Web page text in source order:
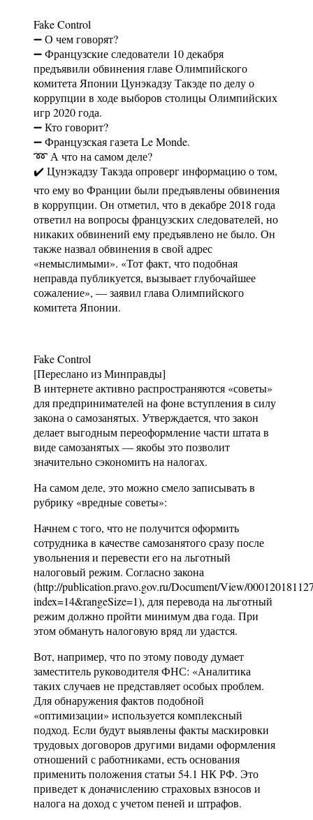
Fake Control
➖ О чем говорят?
➖ Французские следователи 10 декабря
предъявили обвинения главе Олимпийского
комитета Японии Цунэкадзу Такэде по делу о
коррупции в ходе выборов столицы Олимпийских
игр 2020 года.
➖ Кто говорит?
➖ Французская газета Le Monde.
➿ А что на самом деле?
✔️ Цунэкадзу Такэда опроверг информацию о том,
что ему во Франции были предъявлены обвинения
в коррупции. Он отметил, что в декабре 2018 года
ответил на вопросы французских следователей, но
никаких обвинений ему предъявлено не было. Он
также назвал обвинения в свой адрес
«немыслимыми». «Тот факт, что подобная
неправда публикуется, вызывает глубочайшее
сожаление», — заявил глава Олимпийского
комитета Японии.
Fake Control
[Переслано из Минправды]
В интернете активно распространяются «советы»
для предпринимателей на фоне вступления в силу
закона о самозанятых. Утверждается, что закон
делает выгодным переоформление части штата в
виде самозанятых — якобы это позволит
значительно сэкономить на налогах.
На самом деле, это можно смело записывать в
рубрику «вредные советы»:
Начнем с того, что не получится оформить
сотрудника в качестве самозанятого сразу после
увольнения и перевести его на льготный
налоговый режим. Согласно закона
(http://publication.pravo.gov.ru/Document/View/
index=14&rangeSize=1), для перевода на льготный
режим должно пройти минимум два года. При
этом обмануть налоговую вряд ли удастся.
Вот, например, что по этому поводу думает
заместитель руководителя ФНС: «Аналитика
таких случаев не представляет особых проблем.
Для обнаружения фактов подобной
«оптимизации» используется комплексный
подход. Если будут выявлены факты маскировки
трудовых договоров другими видами оформления
отношений с работниками, есть основания
применить положения статьи 54.1 НК РФ. Это
приведет к доначислению страховых взносов и
налога на доход с учетом пеней и штрафов.